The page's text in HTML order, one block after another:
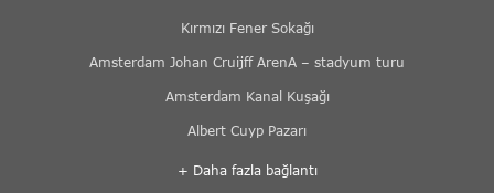
Kırmızı Fener Sokağı
Amsterdam Johan Cruijff ArenA – stadyum turu
Amsterdam Kanal Kuşağı
Albert Cuyp Pazarı
+ Daha fazla bağlantı